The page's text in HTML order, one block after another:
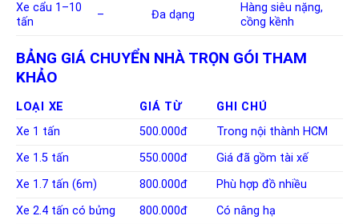
Xe cẩu 1–10
tấn
– Đa dạng
Hàng siêu nặng,
cồng kềnh
BẢNG GIÁ CHUYỂN NHÀ TRỌN GÓI THAM
KHẢO
LOẠI XE GIÁ TỪ
GHI CHÚ
Xe 1 tấn
500.000đ
Trong nội thành HCM
Xe 1.5 tấn
550.000đ
Giá đã gồm tài xế
Xe 1.7 tấn (6m)
800.000đ
Phù hợp đồ nhiều
Xe 2.4 tấn có bửng
800.000đ
Có nâng hạ